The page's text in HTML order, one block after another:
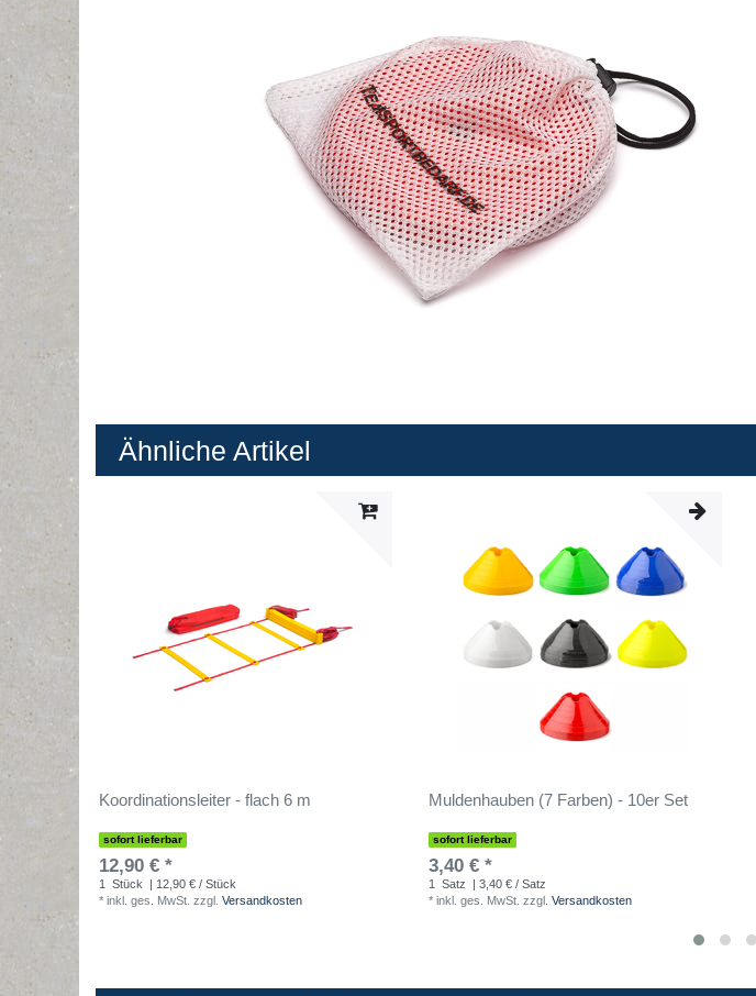
Ähnliche Artikel
Koordinationsleiter - flach 6 m
sofort lieferbar
12,90 € *
1 Stück
| 12,90 € / Stück
* inkl. ges. MwSt. zzgl. Versandkosten
Muldenhauben (7 Farben) - 10er Set
sofort lieferbar
3,40 € *
1 Satz
| 3,40 € / Satz
* inkl. ges. MwSt. zzgl. Versandkosten